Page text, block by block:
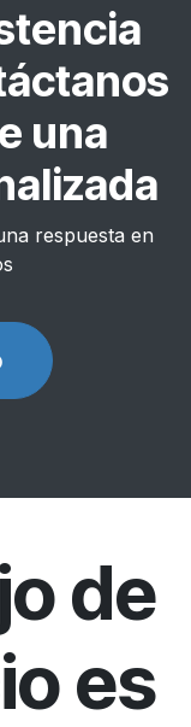
una
respuesta en
de
es